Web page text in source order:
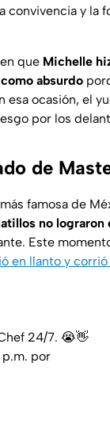
convivencia y la
que Michelle
absurdo
ocasión, el
por los
de
famosa de
no lograron
Este
en llanto y
24/7. 😭👋
por